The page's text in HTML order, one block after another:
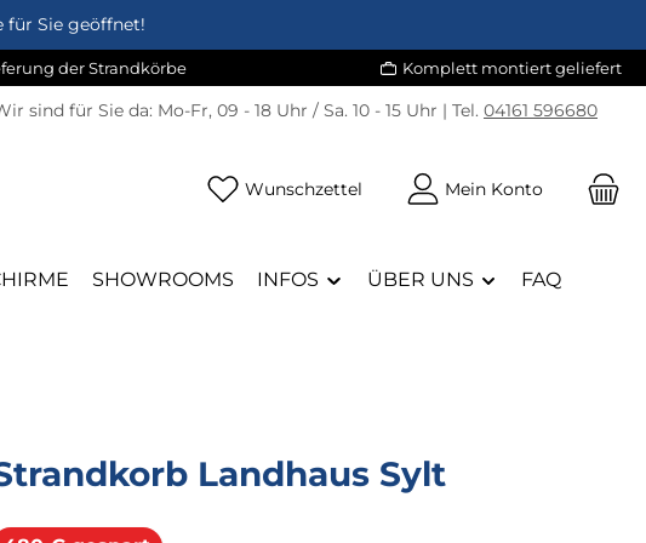
für Sie geöffnet!
der Strandkörbe Komplett montiert geliefert
sind für Sie da: Mo-Fr, 09 - 18 Uhr / Sa. 10 - 15 Uhr | Tel. 04161 596680
Wunschzettel Du hast 0 Produkte auf dem
Mein Konto
SHOWROOMS INFOS ÜBER UNS FAQ
Landhaus Sylt